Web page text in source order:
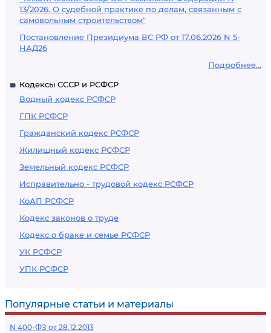
13/2026. О судебной практике по делам, связанным с
самовольным строительством"
Постановление Президиума ВС РФ от 17.06.2026 N 5-
НАД26
Подробнее...
Кодексы СССР и РСФСР
Водный кодекс РСФСР
ГПК РСФСР
Гражданский кодекс РСФСР
Жилищный кодекс РСФСР
Земельный кодекс РСФСР
Исправительно - трудовой кодекс РСФСР
КоАП РСФСР
Кодекс законов о труде
Кодекс о браке и семье РСФСР
УК РСФСР
УПК РСФСР
Популярные статьи и материалы
N 400-ФЗ от 28.12.2013